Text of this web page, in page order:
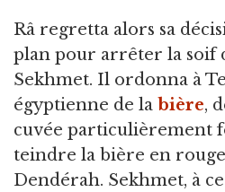
Râ regretta alors sa
plan pour arrêter la soif
Sekhmet. Il ordonna à
égyptienne de la bière,
cuvée particulièrement
teindre la bière en
Dendérah. Sekhmet, à